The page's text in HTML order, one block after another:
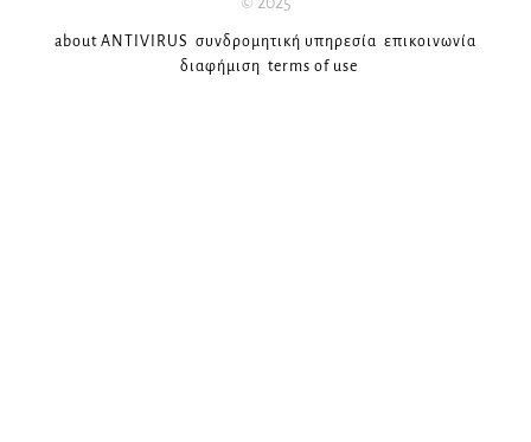
about ANTIVIRUS συνδρομητική υπηρεσία επικοινωνία
διαφήμιση terms of use